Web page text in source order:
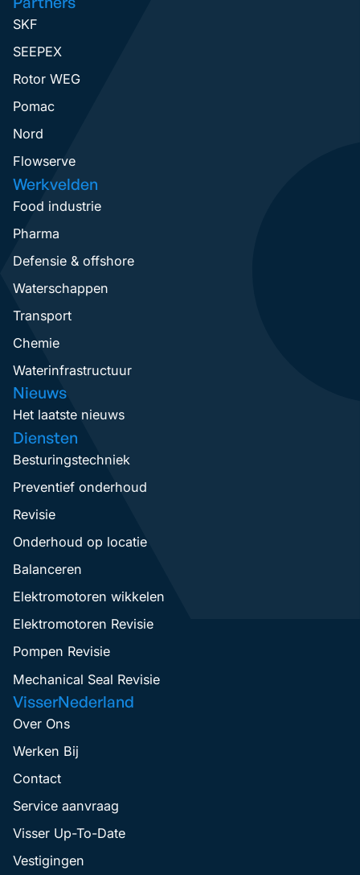
SKF
SEEPEX
Rotor WEG
Pomac
Nord
Flowserve
Werkvelden
Food industrie
Pharma
Defensie & offshore
Waterschappen
Transport
Chemie
Waterinfrastructuur
Nieuws
Het laatste nieuws
Diensten
Besturingstechniek
Preventief onderhoud
Revisie
Onderhoud op locatie
Balanceren
Elektromotoren wikkelen
Elektromotoren Revisie
Pompen Revisie
Mechanical Seal Revisie
VisserNederland
Over Ons
Werken Bij
Contact
Service aanvraag
Visser Up-To-Date
Vestigingen